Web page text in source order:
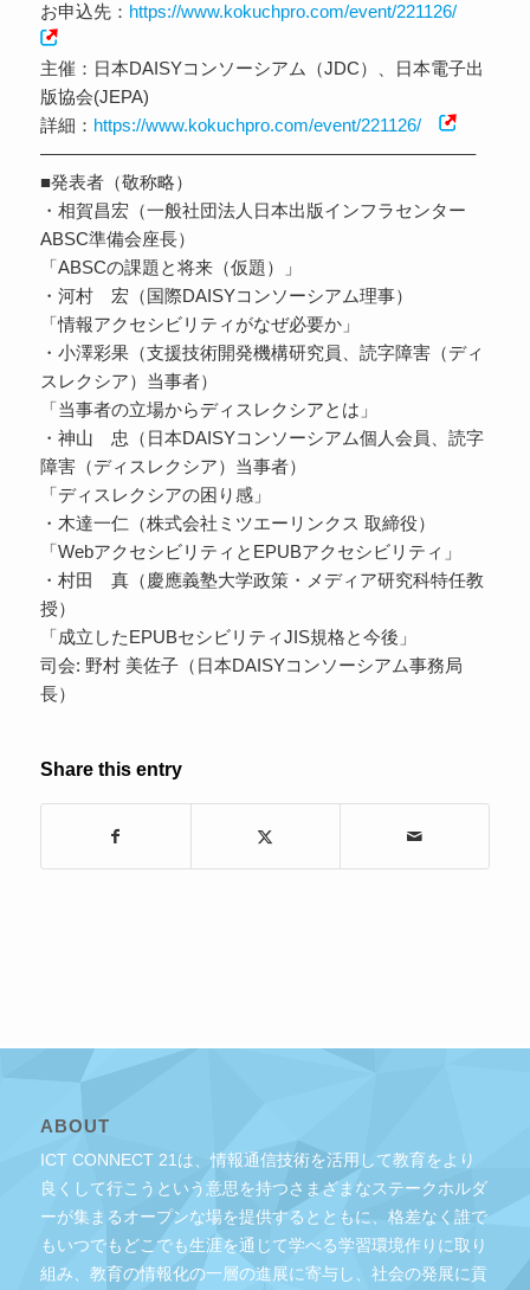
お申込先： https://www.kokuchpro.com/event/221126/
主催：日本DAISYコンソーシアム（JDC）、日本電子出
版協会(JEPA)
詳細： https://www.kokuchpro.com/event/221126/
————————————————————————–
■発表者（敬称略）
・相賀昌宏（一般社団法人日本出版インフラセンター
ABSC準備会座長）
「ABSCの課題と将来（仮題）」
・河村 宏（国際DAISYコンソーシアム理事）
「情報アクセシビリティがなぜ必要か」
・小澤彩果（支援技術開発機構研究員、読字障害（ディ
スレクシア）当事者）
「当事者の立場からディスレクシアとは」
・神山 忠（日本DAISYコンソーシアム個人会員、読字
障害（ディスレクシア）当事者）
「ディスレクシアの困り感」
・木達一仁（株式会社ミツエーリンクス 取締役）
「WebアクセシビリティとEPUBアクセシビリティ」
・村田 真（慶應義塾大学政策・メディア研究科特任教
授）
「成立したEPUBセシビリティJIS規格と今後」
司会: 野村 美佐子（日本DAISYコンソーシアム事務局
長）
Share this entry
ABOUT
ICT CONNECT 21は、情報通信技術を活用して教育をより
良くして行こうという意思を持つさまざまなステークホルダ
ーが集まるオープンな場を提供するとともに、格差なく誰で
もいつでもどこでも生涯を通じて学べる学習環境作りに取り
組み、教育の情報化の一層の進展に寄与し、社会の発展に貢